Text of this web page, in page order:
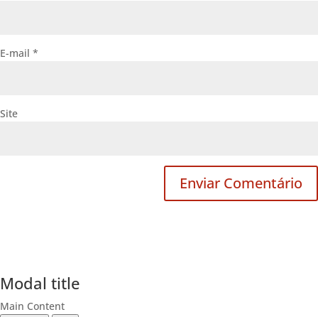
E-mail *
Site
Modal title
Main Content